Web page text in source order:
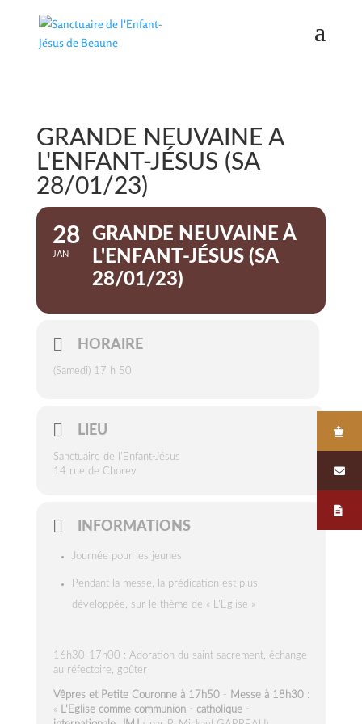
GRANDE NEUVAINE À
L'ENFANT-JÉSUS (SA
28/01/23)
28
JAN
GRANDE NEUVAINE À
L'ENFANT-JÉSUS (SA
28/01/23)
HORAIRE
(Samedi) 17 h 50
LIEU
Sanctuaire de l'Enfant-Jésus
14 rue de Chorey
INFORMATIONS
Journée pour les jeunes
Pendant la messe, la prédication est plus
développée, sur le thème de « L'Eglise »
16h30-17h00 : Adoration du saint sacrement, échange
au réfectoire, goûter
Vêpres et Petite Couronne à 17h50- Messe à 18h30:
« L'Eglise comme communion - catholique -